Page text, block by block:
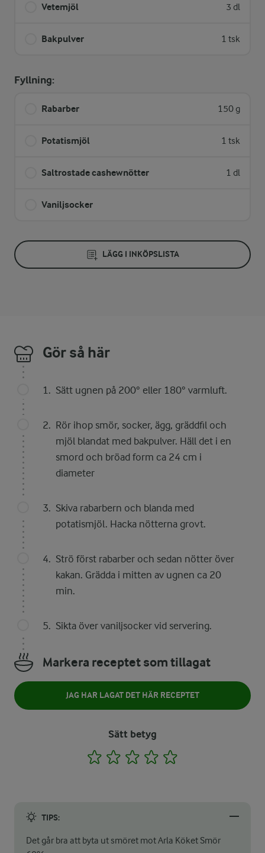
Vetemjöl 3 dl
Bakpulver 1 tsk
Fyllning:
Rabarber 150 g
Potatismjöl 1 tsk
Saltrostade cashewnötter 1 dl
Vaniljsocker
LÄGG I INKÖPSLISTA
Gör så här
Sätt ugnen på 200° eller 180° varmluft.
Rör ihop smör, socker, ägg, gräddfil och
mjöl blandat med bakpulver. Häll det i en
smord och bröad form ca 24 cm i
diameter
Skiva rabarbern och blanda med
potatismjöl. Hacka nötterna grovt.
Strö först rabarber och sedan nötter över
kakan. Grädda i mitten av ugnen ca 20
min.
Sikta över vaniljsocker vid servering.
Markera receptet som tillagat
JAG HAR LAGAT DET HÄR RECEPTET
Sätt betyg
1 2 3 4
TIPS:
Det går bra att byta ut smöret mot Arla Köket Smör